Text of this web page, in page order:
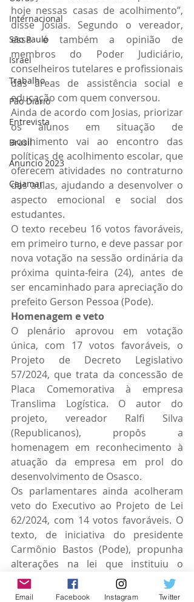
Internacional
São Paulo
Israel
Trabalho
Pão Diário
Entrevista
Brasil
Anuncio 2023
Cajamar
hoje nessas casas de acolhimento”,
disse Josias. Segundo o vereador,
essa é também a opinião de
membros do Poder Judiciário,
conselheiros tutelares e profissionais
das áreas de assistência social e
educação com quem conversou.
Ainda de acordo com Josias, priorizar
os alunos em situação de
acolhimento vai ao encontro das
políticas de acolhimento escolar, que
oferecem atividades no contraturno
das aulas, ajudando a desenvolver o
aspecto emocional e social dos
estudantes.
O texto recebeu 16 votos favoráveis,
em primeiro turno, e deve passar por
nova votação na sessão ordinária da
próxima quinta-feira (24), antes de
ser encaminhado para apreciação do
prefeito Gerson Pessoa (Pode).
Homenagem e veto
O plenário aprovou em votação
única, com 17 votos favoráveis, o
Projeto de Decreto Legislativo
57/2024, que trata da concessão de
Placa Comemorativa à empresa
Translima Logística. O autor do
projeto, vereador Ralfi Silva
(Republicanos), propôs a
homenagem em reconhecimento à
atuação da empresa em prol do
desenvolvimento de Osasco.
Os parlamentares ainda acolheram
veto do Executivo ao Projeto de Lei
62/2024, com 14 votos favoráveis. O
texto, de iniciativa do presidente
Carmônio Bastos (Pode), propunha
alterações na lei que instituiu o
Programa Operação Trabalho, no
que tange a licenças-médicas e
Email Facebook Instagram Twitter